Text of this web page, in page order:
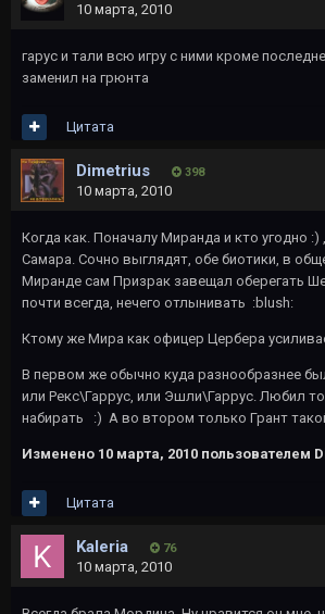
10 марта, 2010
гарус и тали всю игру с ними кроме
заменил на грюнта
Цитата
Dimetrius 398
10 марта, 2010
Когда как. Поначалу Миранда и кто угодно
Самара. Сочно выглядят, обе биотики, в
Миранде сам Призрак завещал оберегать
почти всегда, нечего отлынивать :blush:
Ктому же Мира как офицер Цербера
В первом же обычно куда разнообразнее
или Рекс\Гаррус, или Эшли\Гаррус. Любил
набирать :) А во втором только Грант
Изменено 10 марта, 2010 пользователем
Цитата
Kaleria 76
10 марта, 2010